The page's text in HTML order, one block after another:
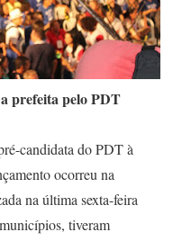
prefeita pelo PDT
candidata do PDT à
ocorreu na
na última sexta-feira
tiveram